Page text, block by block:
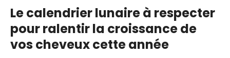
Le calendrier lunaire à respecter
pour ralentir la croissance de
vos cheveux cette année